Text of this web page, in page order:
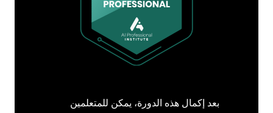
بعد إكمال هذه الدورة، يمكن للمتعلمين